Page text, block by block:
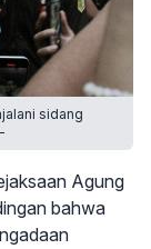
sidang
Agung
bahwa